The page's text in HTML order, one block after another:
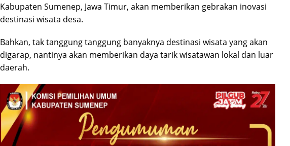
Kabupaten Sumenep, Jawa Timur, akan memberikan gebrakan inovasi
destinasi wisata desa.
Bahkan, tak tanggung tanggung banyaknya destinasi wisata yang akan
digarap, nantinya akan memberikan daya tarik wisatawan lokal dan luar
daerah.